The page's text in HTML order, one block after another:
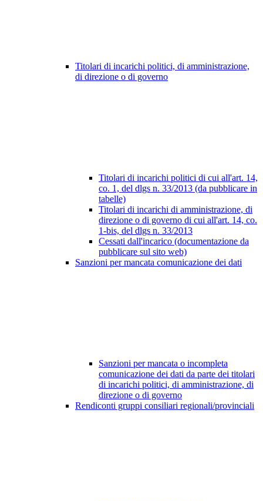
Titolari di incarichi politici, di amministrazione,
di direzione o di governo
Titolari di incarichi politici di cui all'art. 14,
co. 1, del dlgs n. 33/2013 (da pubblicare in
tabelle)
Titolari di incarichi di amministrazione, di
direzione o di governo di cui all'art. 14, co.
1-bis, del dlgs n. 33/2013
Cessati dall'incarico (documentazione da
pubblicare sul sito web)
Sanzioni per mancata comunicazione dei dati
Sanzioni per mancata o incompleta
comunicazione dei dati da parte dei titolari
di incarichi politici, di amministrazione, di
direzione o di governo
Rendiconti gruppi consiliari regionali/provinciali